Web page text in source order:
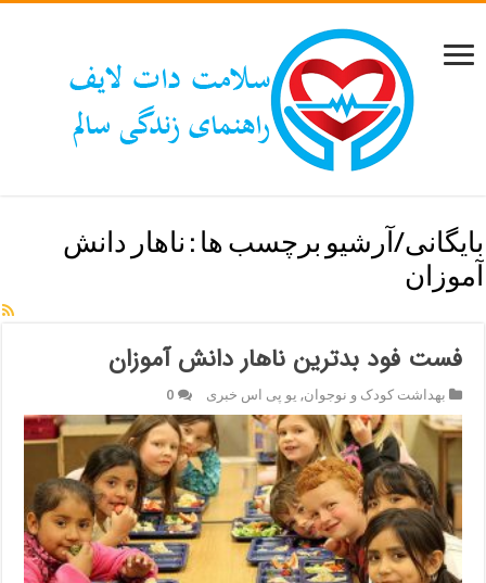
بایگانی/آرشیو برچسب ها : ناهار دانش
آموزان
فست فود بدترین ناهار دانش آموزان
بهداشت کودک و نوجوان, یو پی اس خبری 0